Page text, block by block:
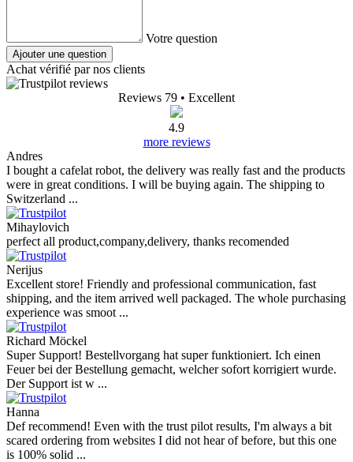
Votre question
Ajouter une question
Achat vérifié par nos clients
Reviews 79 • Excellent
4.9
more reviews
Andres
I bought a cafelat robot, the delivery was really fast and the products
were in great conditions. I will be buying again. The shipping to
Switzerland ...
Mihaylovich
perfect all product,company,delivery, thanks recomended
Nerijus
Excellent store! Friendly and professional communication, fast
shipping, and the item arrived well packaged. The whole purchasing
experience was smoot ...
Richard Möckel
Super Support! Bestellvorgang hat super funktioniert. Ich einen
Feuer bei der Bestellung gemacht, welcher sofort korrigiert wurde.
Der Support ist w ...
Hanna
Def recommend! Even with the trust pilot results, I'm always a bit
scared ordering from websites I did not hear of before, but this one
is 100% solid ...